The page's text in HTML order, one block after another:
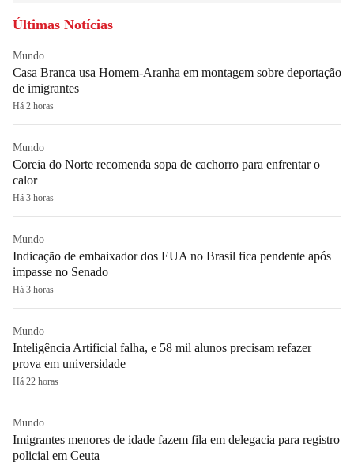
Últimas Notícias
Mundo
Casa Branca usa Homem-Aranha em montagem sobre deportação
de imigrantes
Há 2 horas
Mundo
Coreia do Norte recomenda sopa de cachorro para enfrentar o
calor
Há 3 horas
Mundo
Indicação de embaixador dos EUA no Brasil fica pendente após
impasse no Senado
Há 3 horas
Mundo
Inteligência Artificial falha, e 58 mil alunos precisam refazer
prova em universidade
Há 22 horas
Mundo
Imigrantes menores de idade fazem fila em delegacia para registro
policial em Ceuta